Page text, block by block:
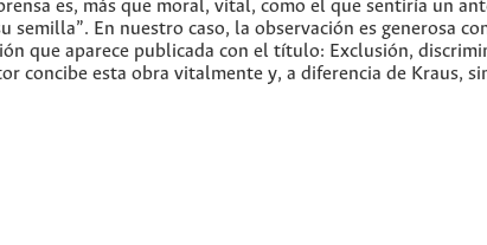
es, más que moral, vital, como el que sentiría un
semilla”. En nuestro caso, la observación es generosa
que aparece publicada con el título: Exclusión,
concibe esta obra vitalmente y, a diferencia de Kraus,